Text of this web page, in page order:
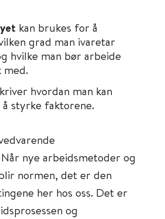
kan brukes for å
grad man ivaretar
hvilke man bør arbeide
med.
hvordan man kan
styrke faktorene.
nye arbeidsmetoder og
normen, det er den
her hos oss. Det er
og